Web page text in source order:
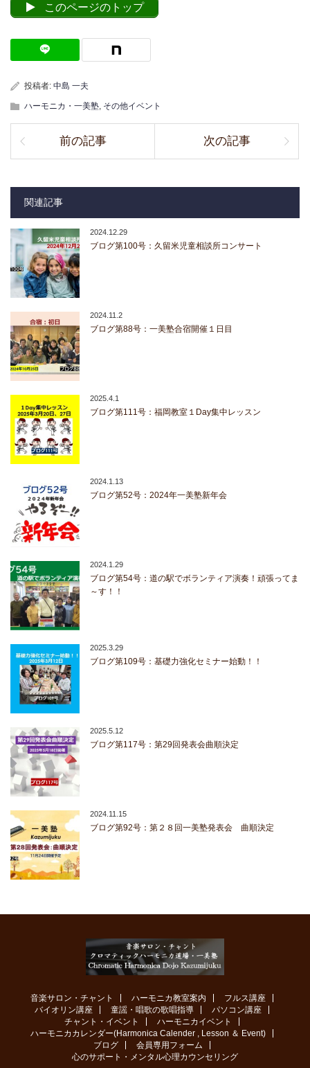
このページのトップ
投稿者: 中島 一夫
ハーモニカ・一美塾, その他イベント
前の記事 次の記事
関連記事
2024.12.29
ブログ第100号：久留米児童相談所コンサート
2024.11.2
ブログ第88号：一美塾合宿開催１日目
2025.4.1
ブログ第111号：福岡教室１Day集中レッスン
2024.1.13
ブログ第52号：2024年一美塾新年会
2024.1.29
ブログ第54号：道の駅でボランティア演奏！頑張ってま
～す！！
2025.3.29
ブログ第109号：基礎力強化セミナー始動！！
2025.5.12
ブログ第117号：第29回発表会曲順決定
2024.11.15
ブログ第92号：第２８回一美塾発表会 曲順決定
音楽サロン・チャント ハーモニカ教室案内
フルス講座
バイオリン講座
童謡・唱歌の歌唱指導
パソコン講座
チャント・イベント
ハーモニカイベント
ハーモニカカレンダー(Harmonica Calender , Lesson ＆ Event)
ブログ
会員専用フォーム
心のサポート・メンタル心理カウンセリング